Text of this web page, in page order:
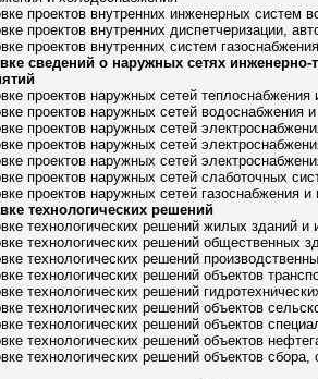
проектов внутренних инженерных систем
проектов внутренних диспетчеризации,
проектов внутренних систем газоснабжения
сведений о наружных сетях
проектов наружных сетей теплоснабжения
проектов наружных сетей водоснабжения
проектов наружных сетей
проектов наружных сетей
проектов наружных сетей
проектов наружных сетей слаботочных
проектов наружных сетей газоснабжения и
технологических решений
технологических решений жилых зданий и
технологических решений общественных
технологических решений
технологических решений объектов
технологических решений
технологических решений объектов
технологических решений объектов
технологических решений объектов
технологических решений объектов